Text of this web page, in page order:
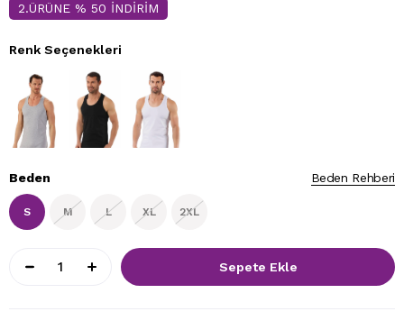
2.ÜRÜNE % 50 İNDİRİM
Renk Seçenekleri
Beden Rehberi
Beden
S M L XL 2XL